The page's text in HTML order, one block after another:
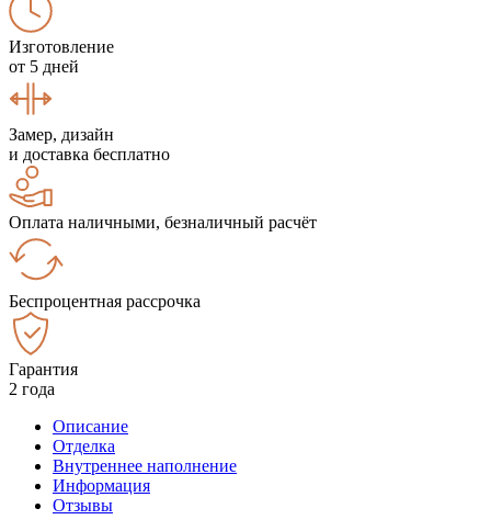
Изготовление
от 5 дней
Замер, дизайн
и доставка бесплатно
Оплата наличными, безналичный расчёт
Беспроцентная рассрочка
Гарантия
2 года
Описание
Отделка
Внутреннее наполнение
Информация
Отзывы